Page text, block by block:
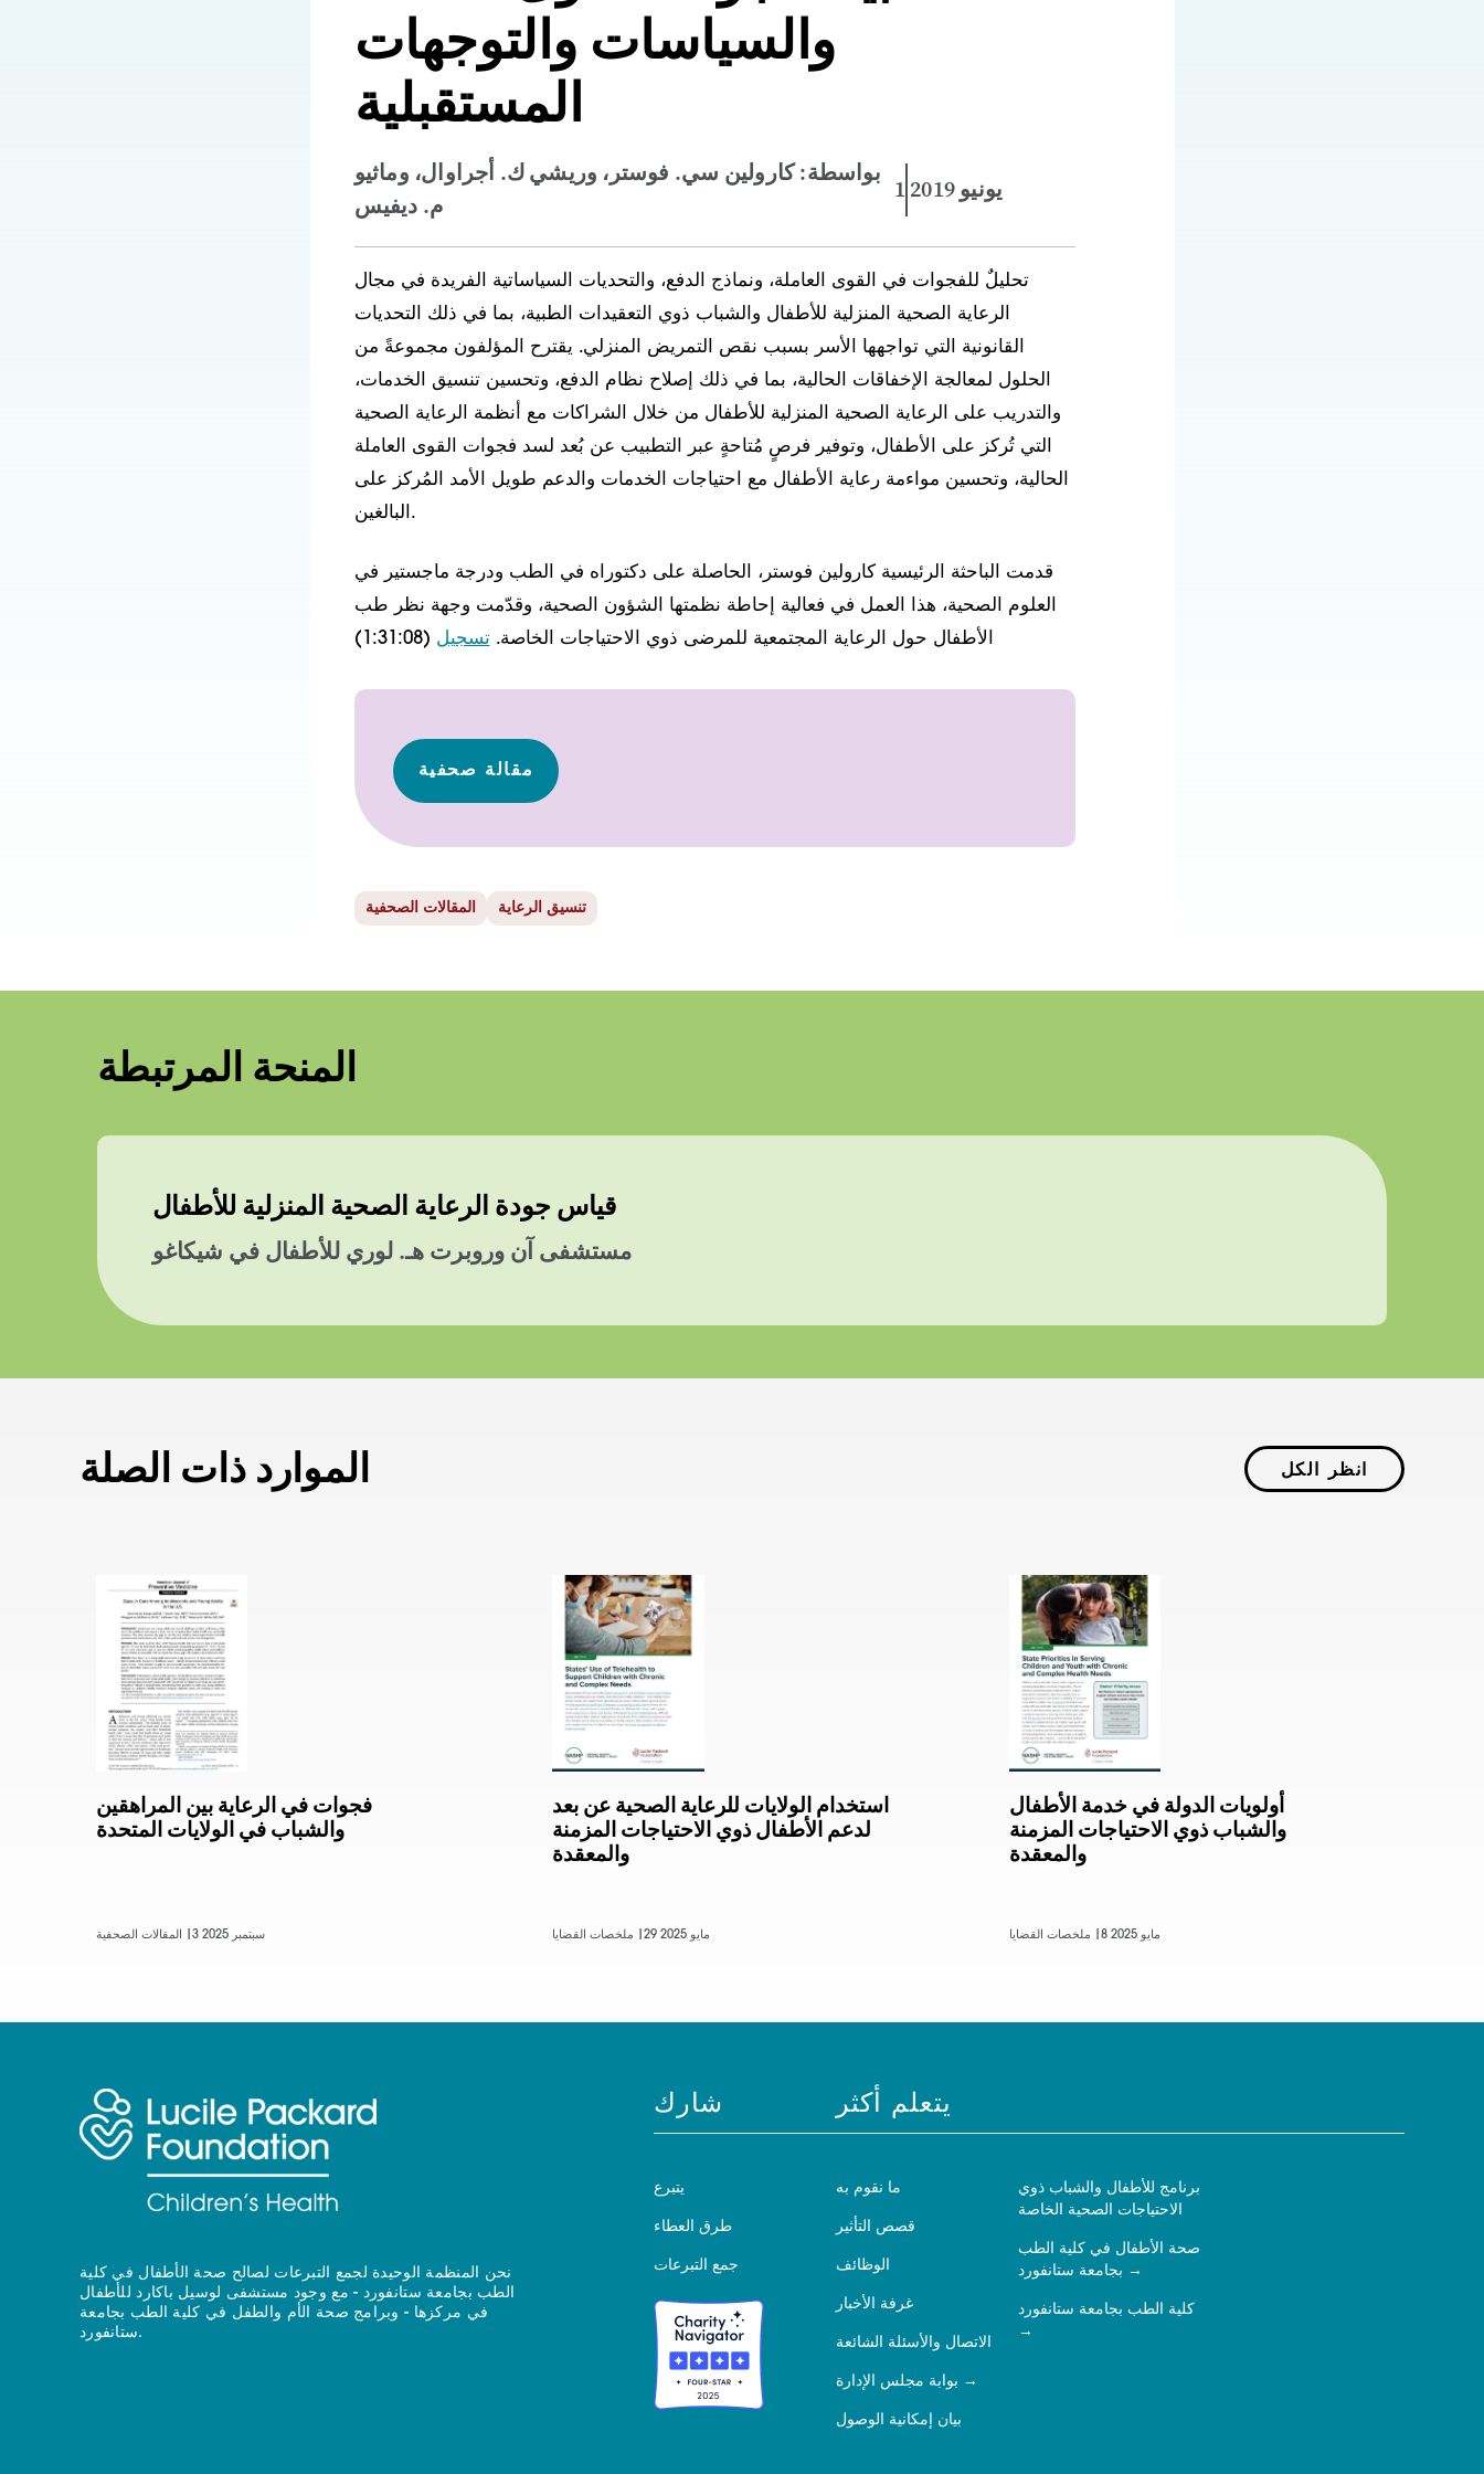
والسياسات والتوجهات
المستقبلية
بواسطة: كارولين سي. فوستر، وريشي ك. أجراوال، وماثيو
م. ديفيس
1 يونيو 2019
تحليلٌ للفجوات في القوى العاملة، ونماذج الدفع، والتحديات السياساتية الفريدة في مجال
الرعاية الصحية المنزلية للأطفال والشباب ذوي التعقيدات الطبية، بما في ذلك التحديات
القانونية التي تواجهها الأسر بسبب نقص التمريض المنزلي. يقترح المؤلفون مجموعةً من
الحلول لمعالجة الإخفاقات الحالية، بما في ذلك إصلاح نظام الدفع، وتحسين تنسيق الخدمات،
والتدريب على الرعاية الصحية المنزلية للأطفال من خلال الشراكات مع أنظمة الرعاية الصحية
التي تُركز على الأطفال، وتوفير فرصٍ مُتاحةٍ عبر التطبيب عن بُعد لسد فجوات القوى العاملة
الحالية، وتحسين مواءمة رعاية الأطفال مع احتياجات الخدمات والدعم طويل الأمد المُركز على
البالغين.
قدمت الباحثة الرئيسية كارولين فوستر، الحاصلة على دكتوراه في الطب ودرجة ماجستير في
العلوم الصحية، هذا العمل في فعالية إحاطة نظمتها الشؤون الصحية، وقدّمت وجهة نظر طب
الأطفال حول الرعاية المجتمعية للمرضى ذوي الاحتياجات الخاصة.تسجيل (1:31:08)
مقالة صحفية
المقالات الصحفية تنسيق الرعاية
المنحة المرتبطة
قياس جودة الرعاية الصحية المنزلية للأطفال
مستشفى آن وروبرت هـ. لوري للأطفال في شيكاغو
الموارد ذات الصلة انظر الكل
فجوات في الرعاية بين المراهقين
والشباب في الولايات المتحدة
3 سبتمبر 2025
استخدام الولايات للرعاية الصحية عن بعد
لدعم الأطفال ذوي الاحتياجات المزمنة
والمعقدة
ملخصات القضايا | 29 مايو 2025
أولويات الدولة في خدمة الأطفال
والشباب ذوي الاحتياجات المزمنة
والمعقدة
8 مايو 2025
نحن المنظمة الوحيدة لجمع التبرعات لصالح صحة الأطفال في كلية
الطب بجامعة ستانفورد - مع وجود مستشفى لوسيل باكارد للأطفال
في مركزها - وبرامج صحة الأم والطفل في كلية الطب بجامعة
ستانفورد.
شارك
يتبرع
طرق العطاء
جمع التبرعات
يتعلم أكثر
ما نقوم به
قصص التأثير
الوظائف
غرفة الأخبار
الاتصال والأسئلة الشائعة
بوابة مجلس الإدارة
بيان إمكانية الوصول
برنامج للأطفال والشباب ذوي
الاحتياجات الصحية الخاصة
صحة الأطفال في كلية الطب
بجامعة ستانفورد
كلية الطب بجامعة ستانفورد